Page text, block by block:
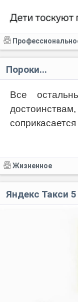
Пороки...
Все
Жизненное
Яндекс Такси